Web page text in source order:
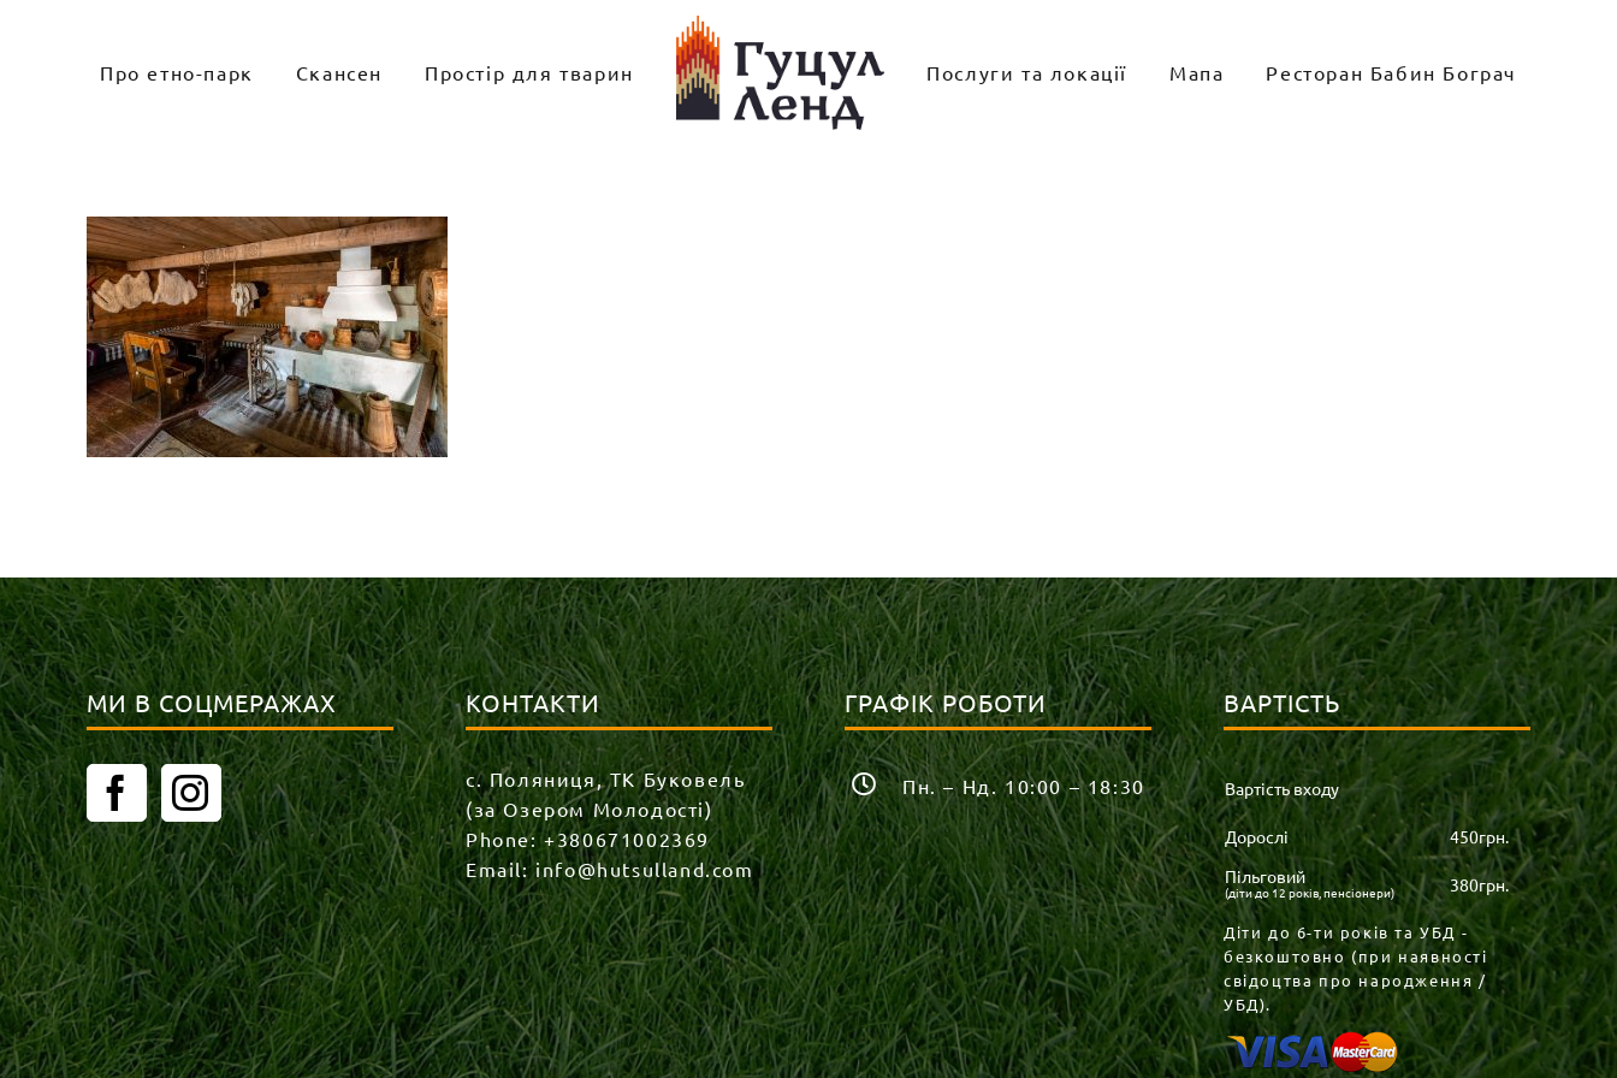
Про етно-парк Скансен Простір для тварин Послуги та локації Мапа Ресторан Бабин Бограч
МИ В СОЦМЕРАЖАХ КОНТАКТИ
с. Поляниця, ТК Буковель
(за Озером Молодості)
Phone:+380671002369
Email:info@hutsulland.com
ГРАФІК РОБОТИ
Пн. – Нд. 10:00 – 18:30
ВАРТІСТЬ
Вартість входу
Дорослі
450грн.
Пільговий
(діти до 12 років, пенсіонери) 380грн.
Діти до 6-ти років та УБД -
безкоштовно (при наявності
свідоцтва про народження /
УБД).